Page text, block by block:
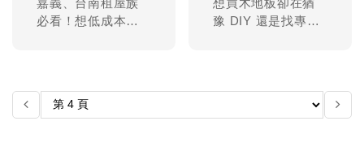
嘉義、台南租屋族
必看！想低成本改
種方案，揭秘木語
地板如何兼顧預算
想買木地板卻在猶
豫 DIY 還是找專業
音」真相。解析在
地實體展間的保固